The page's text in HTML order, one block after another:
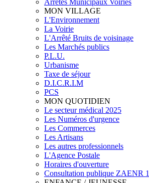
Arrêtés Municipaux Voiries
MON VILLAGE
L'Environnement
La Voirie
L'Arrêté Bruits de voisinage
Les Marchés publics
P.L.U.
Urbanisme
Taxe de séjour
D.I.C.R.I.M
PCS
MON QUOTIDIEN
Le secteur médical 2025
Les Numéros d'urgence
Les Commerces
Les Artisans
Les autres professionnels
L'Agence Postale
Horaires d'ouverture
Consultation publique ZAENR